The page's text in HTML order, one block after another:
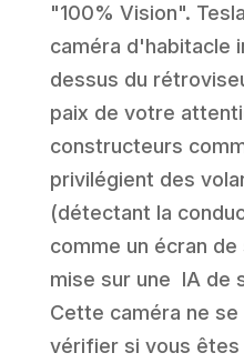
"100% Vision".
caméra d'habitacle
dessus du
paix de votre
constructeurs
privilégient des
(détectant la
comme un écran
mise sur une IA de
Cette caméra ne
vérifier si vous êtes